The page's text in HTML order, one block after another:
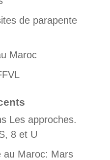
de parapente
Maroc
Les approches.
8 et U
au Maroc: Mars